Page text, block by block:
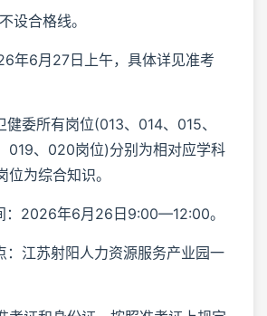
设合格线。
年6月27日上午，具体详见准考
委所有岗位(013、014、015、
019、020岗位)分别为相对应学科
为综合知识。
：2026年6月26日9:00—12:00。
：江苏射阳人力资源服务产业园一